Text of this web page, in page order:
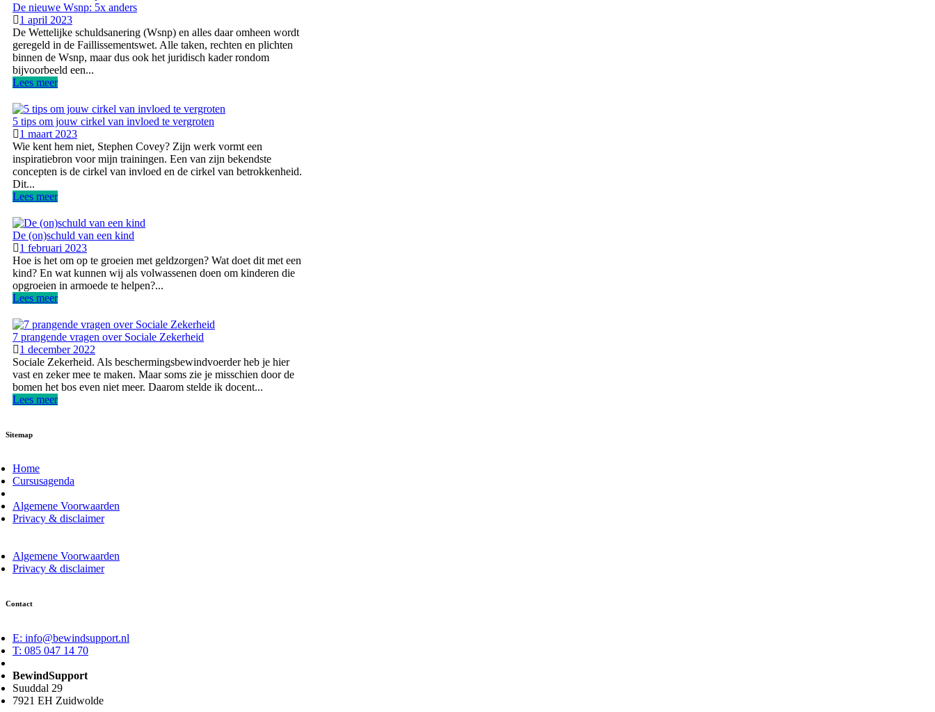
De nieuwe Wsnp: 5x anders
1 april 2023
De Wettelijke schuldsanering (Wsnp) en alles daar omheen wordt
geregeld in de Faillissementswet. Alle taken, rechten en plichten
binnen de Wsnp, maar dus ook het juridisch kader rondom
bijvoorbeeld een...
Lees meer
5 tips om jouw cirkel van invloed te vergroten
1 maart 2023
Wie kent hem niet, Stephen Covey? Zijn werk vormt een
inspiratiebron voor mijn trainingen. Een van zijn bekendste
concepten is de cirkel van invloed en de cirkel van betrokkenheid.
Dit...
Lees meer
De (on)schuld van een kind
1 februari 2023
Hoe is het om op te groeien met geldzorgen? Wat doet dit met een
kind? En wat kunnen wij als volwassenen doen om kinderen die
opgroeien in armoede te helpen?...
Lees meer
7 prangende vragen over Sociale Zekerheid
1 december 2022
Sociale Zekerheid. Als beschermingsbewindvoerder heb je hier
vast en zeker mee te maken. Maar soms zie je misschien door de
bomen het bos even niet meer. Daarom stelde ik docent...
Lees meer
Sitemap
Home
Cursusagenda
Algemene Voorwaarden
Privacy & disclaimer
Algemene Voorwaarden
Privacy & disclaimer
Contact
E: info@bewindsupport.nl
T: 085 047 14 70
BewindSupport
Suuddal 29
7921 EH Zuidwolde